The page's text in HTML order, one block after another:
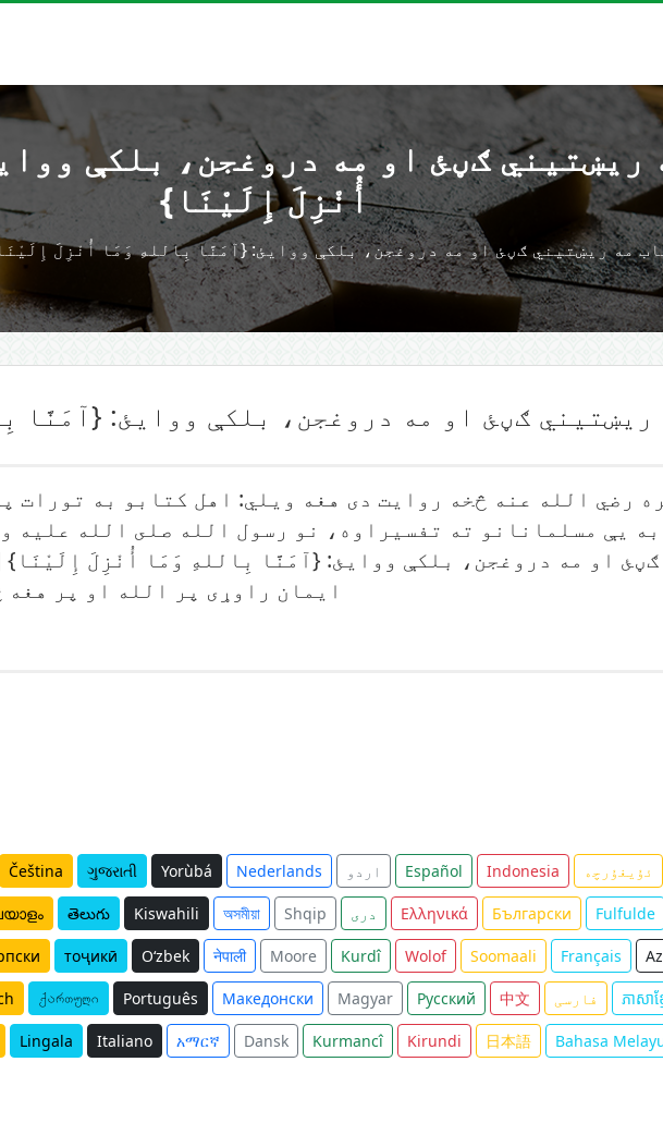
ریښتیني ګڼئ او مه دروغجن، بلکې
أُنْزِلَ إِلَيْنَا}
مه ریښتیني ګڼئ او مه دروغجن، بلکې ووایئ: {آمَنَّا بِاللهِ وَمَا أُنْزِلَ
ریښتیني ګڼئ او مه دروغجن، بلکې ووایئ: {آمَنَّا
رضي الله عنه څخه روایت دی هغه ویلي: اهل کتابو به تورات
يې مسلمانانو ته تفسیراوه، نو رسول الله صلى الله عليه
ایمان راوړی پر الله او پر
Čeština ગુજરાતી Yorùbá Nederlands اردو Español Indonesia ئۇيغۇرچە
తెలుగు Kiswahili অসমীয়া Shqip دری Ελληνικά Български Fulfulde
тоҷикӣ O‘zbek नेपाली Moore Kurdî Wolof Soomaali Français
ქართული Português Македонски Magyar Русский 中文 فارسی ភាសាខ្
Lingala Italiano አማርኛ Dansk Kurmancî Kirundi 日本語 Bahasa